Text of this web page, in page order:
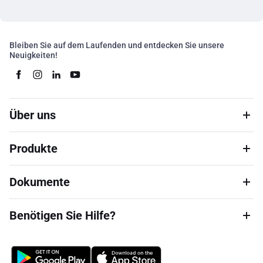
Bleiben Sie auf dem Laufenden und entdecken Sie unsere
Neuigkeiten!
Über uns
Produkte
Dokumente
Benötigen Sie Hilfe?